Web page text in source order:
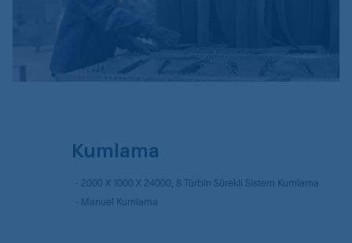
Kumlama
- 2000 X 1000 X 24000, 8 Türbin Sürekli Sistem Kumlama
- Manuel Kumlama